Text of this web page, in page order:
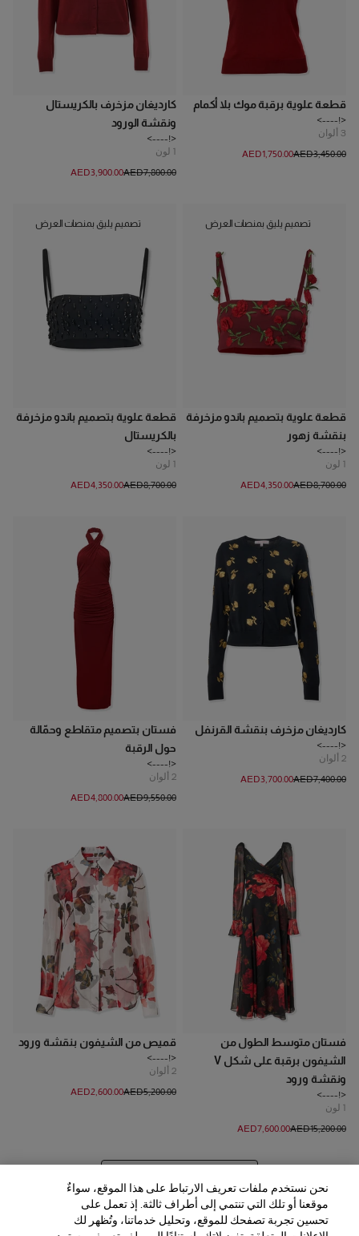
قطعة علوية برقبة موك بلا أكمام
<!---->
3 ألوان
AED‌3,450.00
AED‌1,750.00
كارديغان مزخرف بالكريستال
ونقشة الورود
<!---->
1 لون
AED‌7,800.00
AED‌3,900.00
تصميم يليق بمنصات العرض
قطعة علوية بتصميم باندو مزخرفة
بنقشة زهور
<!---->
1 لون
AED‌8,700.00
AED‌4,350.00
تصميم يليق بمنصات العرض
قطعة علوية بتصميم باندو مزخرفة
بالكريستال
<!---->
1 لون
AED‌8,700.00
AED‌4,350.00
كارديغان مزخرف بنقشة القرنفل
<!---->
2 ألوان
AED‌7,400.00
AED‌3,700.00
فستان بتصميم متقاطع وحمّالة
حول الرقبة
<!---->
2 ألوان
AED‌9,550.00
AED‌4,800.00
فستان متوسط الطول من
الشيفون برقبة على شكل V
ونقشة ورود
<!---->
1 لون
AED‌15,200.00
AED‌7,600.00
قميص من الشيفون بنقشة ورود
<!---->
2 ألوان
AED‌5,200.00
AED‌2,600.00
نحن نستخدم ملفات تعريف الارتباط على هذا الموقع، سواءٌ
موقعنا أو تلك التي تنتمي إلى أطراف ثالثة. إذ تعمل على
تحسين تجربة تصفحك للموقع، وتحليل خدماتنا، وتُظهر لك